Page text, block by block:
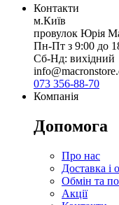
Контакти
м.Київ
провулок Юрія
Пн-Пт з 9:00 до
Сб-Нд: вихідний
073 356-88-70
Компанія
Допомога
Про нас
Доставка і
Обмін та
Акції